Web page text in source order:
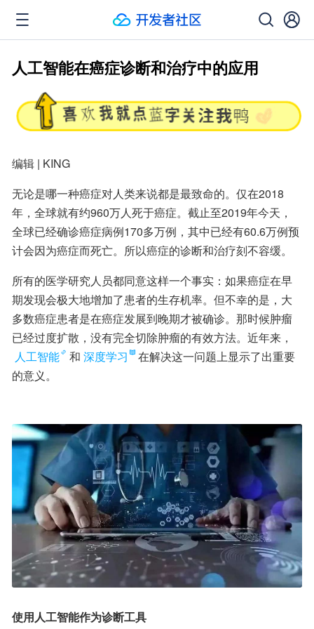
人工智能在癌症诊断和治疗中的应用
编辑 | KING
无论是哪一种癌症对人类来说都是最致命的。仅在2018
年，全球就有约960万人死于癌症。截止至2019年今天，
全球已经确诊癌症病例170多万例，其中已经有60.6万例预
计会因为癌症而死亡。所以癌症的诊断和治疗刻不容缓。
所有的医学研究人员都同意这样一个事实：如果癌症在早
期发现会极大地增加了患者的生存机率。但不幸的是，大
多数癌症患者是在癌症发展到晚期才被确诊。那时候肿瘤
已经过度扩散，没有完全切除肿瘤的有效方法。近年来，
人工智能
和 深度学习
在解决这一问题上显示了出重要
的意义。
使用人工智能作为诊断工具